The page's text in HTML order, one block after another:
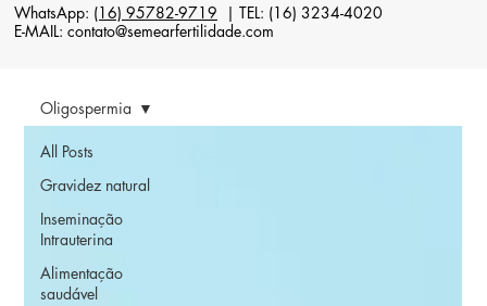
WhatsApp: (16) 95782-9719 | TEL: (16) 3234-4020
E-MAIL: contato@semearfertilidade.com
All Posts
Gravidez natural
Inseminação
Intrauterina
Alimentação
saudável
Oligospermia